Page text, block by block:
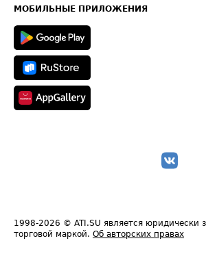
Техническая информация
МОБИЛЬНЫЕ ПРИЛОЖЕНИЯ
1998-2026 © ATI.SU является юридически
торговой маркой. Об авторских правах